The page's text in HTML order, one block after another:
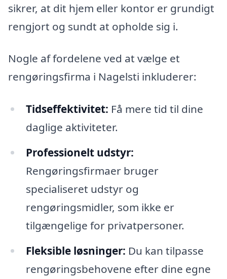
sikrer, at dit hjem eller kontor er grundigt
rengjort og sundt at opholde sig i.
Nogle af fordelene ved at vælge et
rengøringsfirma i Nagelsti inkluderer:
Tidseffektivitet: Få mere tid til dine
daglige aktiviteter.
Professionelt udstyr:
Rengøringsfirmaer bruger
specialiseret udstyr og
rengøringsmidler, som ikke er
tilgængelige for privatpersoner.
Fleksible løsninger: Du kan tilpasse
rengøringsbehovene efter dine egne